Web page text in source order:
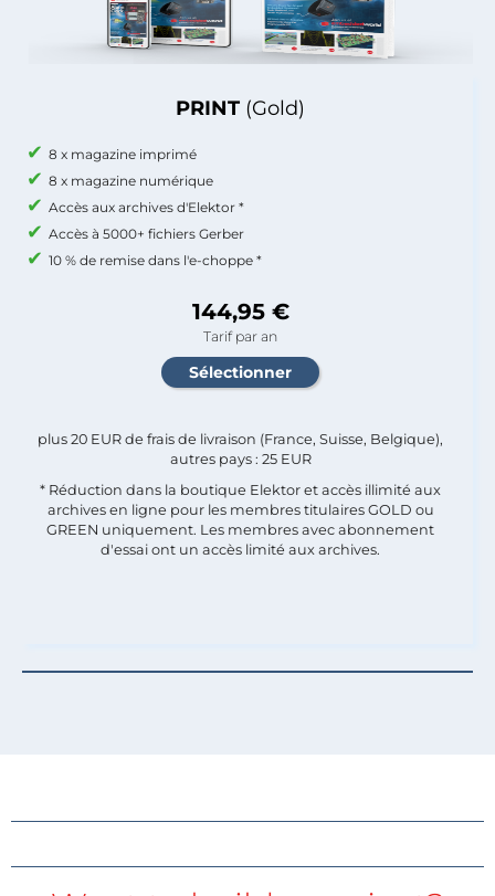
PRINT (Gold)
8 x magazine imprimé
8 x magazine numérique
Accès aux archives d'Elektor *
Accès à 5000+ fichiers Gerber
10 % de remise dans l'e-choppe *
144,95 €
Tarif par an
plus 20 EUR de frais de livraison (France, Suisse, Belgique),
autres pays : 25 EUR
* Réduction dans la boutique Elektor et accès illimité aux
archives en ligne pour les membres titulaires GOLD ou
GREEN uniquement. Les membres avec abonnement
d'essai ont un accès limité aux archives.